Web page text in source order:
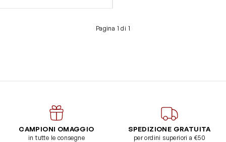
Pagina 1 di 1
CAMPIONI OMAGGIO
in tutte le consegne
SPEDIZIONE GRATUITA
per ordini superiori a €50